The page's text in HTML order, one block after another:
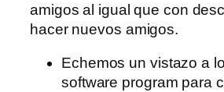
amigos al igual que con
hacer nuevos amigos.
Echemos un vistazo a
software program para